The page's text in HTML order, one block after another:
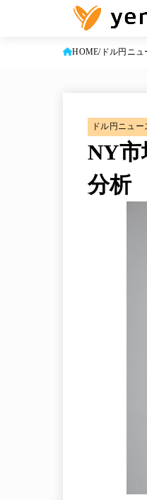
HOME ドル円ニュ
ドル円ニュー
NY市
分析